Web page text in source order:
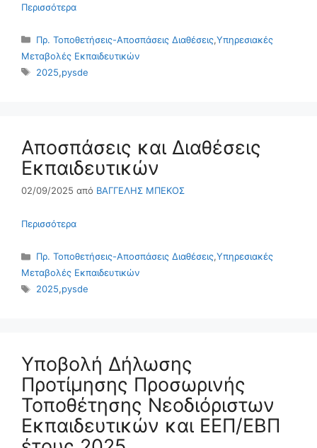
Περισσότερα
Κατηγορίες
Πρ. Τοποθετήσεις-Αποσπάσεις Διαθέσεις,Υπηρεσιακές
Μεταβολές Εκπαιδευτικών
Ετικέτες
2025,pysde
Αποσπάσεις και Διαθέσεις
Εκπαιδευτικών
02/09/2025 από ΒΑΓΓΕΛΗΣ ΜΠΕΚΟΣ
Περισσότερα
Κατηγορίες
Πρ. Τοποθετήσεις-Αποσπάσεις Διαθέσεις,Υπηρεσιακές
Μεταβολές Εκπαιδευτικών
Ετικέτες
2025,pysde
Υποβολή Δήλωσης
Προτίμησης Προσωρινής
Τοποθέτησης Νεοδιόριστων
Εκπαιδευτικών και ΕΕΠ/ΕΒΠ